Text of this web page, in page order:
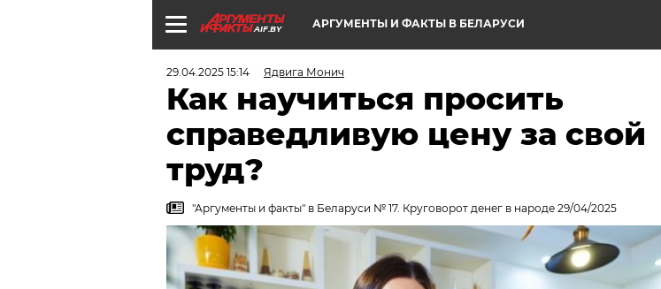
AIF.BY АРГУМЕНТЫ И ФАКТЫ В БЕЛАРУСИ
29.04.2025 15:14 Ядвига Монич
Как научиться просить
справедливую цену за свой
труд?
"Аргументы и факты" в Беларуси № 17. Круговорот денег в народе 29/04/2025